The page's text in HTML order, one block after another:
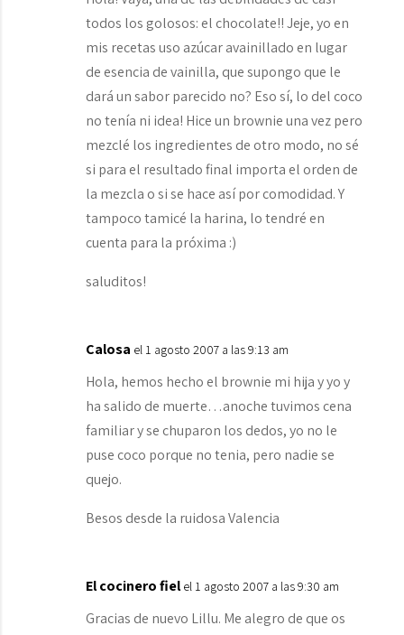
todos los golosos: el chocolate!! Jeje, yo en
mis recetas uso azúcar avainillado en lugar
de esencia de vainilla, que supongo que le
dará un sabor parecido no? Eso sí, lo del coco
no tenía ni idea! Hice un brownie una vez pero
mezclé los ingredientes de otro modo, no sé
si para el resultado final importa el orden de
la mezcla o si se hace así por comodidad. Y
tampoco tamicé la harina, lo tendré en
cuenta para la próxima :)
saluditos!
Calosa el 1 agosto 2007 a las 9:13 am
Hola, hemos hecho el brownie mi hija y yo y
ha salido de muerte…anoche tuvimos cena
familiar y se chuparon los dedos, yo no le
puse coco porque no tenia, pero nadie se
quejo.
Besos desde la ruidosa Valencia
El cocinero fiel el 1 agosto 2007 a las 9:30 am
Gracias de nuevo Lillu. Me alegro de que os